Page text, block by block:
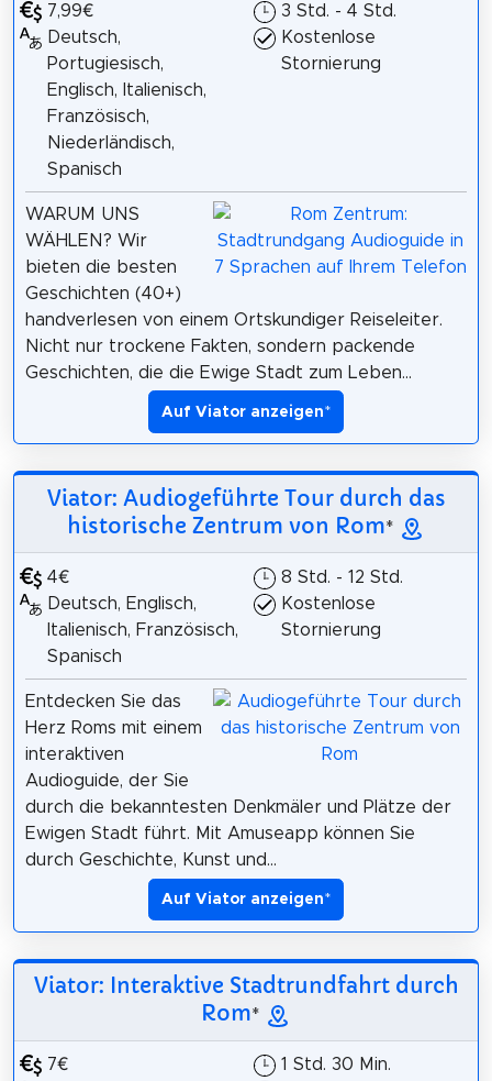
7,99€
Deutsch,
Portugiesisch,
Englisch, Italienisch,
Französisch,
Niederländisch,
Spanisch
3 Std. - 4 Std.
Kostenlose
Stornierung
WARUM UNS
WÄHLEN? Wir
bieten die besten
Geschichten (40+)
handverlesen von einem Ortskundiger Reiseleiter.
Nicht nur trockene Fakten, sondern packende
Geschichten, die die Ewige Stadt zum Leben...
Auf Viator anzeigen*
Viator: Audiogeführte Tour durch das
historische Zentrum von Rom*
4€
Deutsch, Englisch,
Italienisch, Französisch,
Spanisch
8 Std. - 12 Std.
Kostenlose
Stornierung
Entdecken Sie das
Herz Roms mit einem
interaktiven
Audioguide, der Sie
durch die bekanntesten Denkmäler und Plätze der
Ewigen Stadt führt. Mit Amuseapp können Sie
durch Geschichte, Kunst und...
Auf Viator anzeigen*
Viator: Interaktive Stadtrundfahrt durch
Rom*
7€
1 Std. 30 Min.